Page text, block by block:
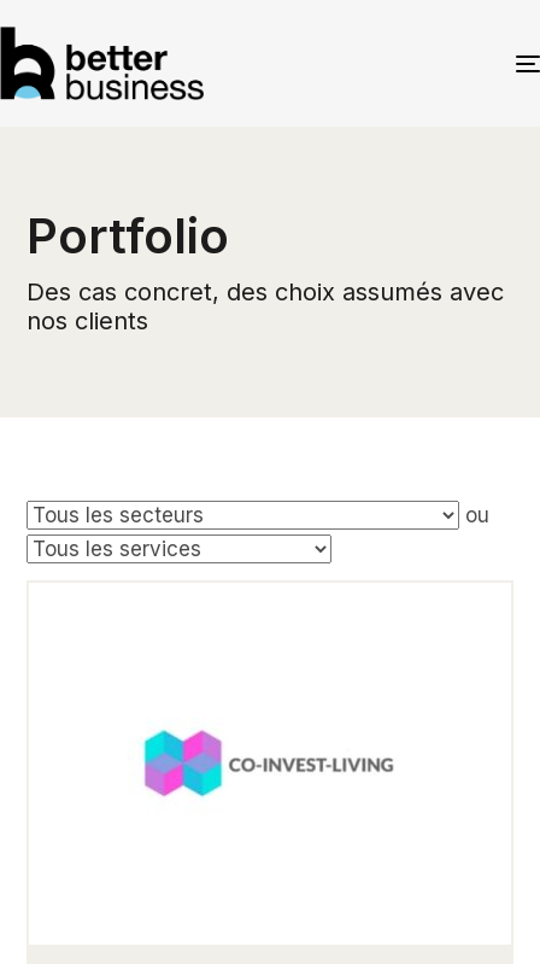
Portfolio
Des cas concret, des choix assumés avec
nos clients
ou